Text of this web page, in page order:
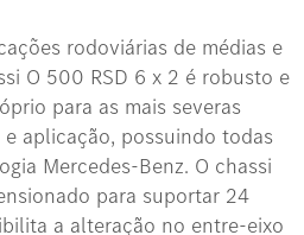
rodoviárias de médias e
O 500 RSD 6 x 2 é robusto e
para as mais severas
aplicação, possuindo todas
Mercedes-Benz. O chassi
para suportar 24
a alteração no entre-eixo